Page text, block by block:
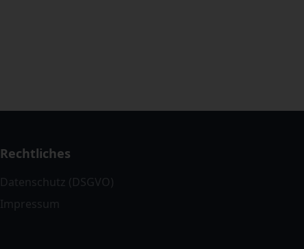
Rechtliches
Datenschutz (DSGVO)
Impressum